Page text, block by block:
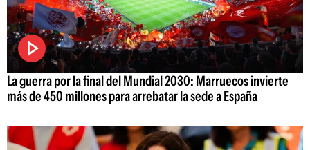
La guerra por la final del Mundial 2030: Marruecos invierte
más de 450 millones para arrebatar la sede a España